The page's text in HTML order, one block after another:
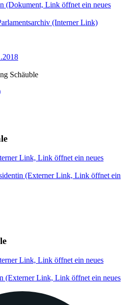
(Dokument, Link öffnet ein neues
(Interner Link)
Schäuble
Link, Link öffnet ein neues
(Externer Link, Link öffnet ein
Link, Link öffnet ein neues
(Externer Link, Link öffnet ein neues